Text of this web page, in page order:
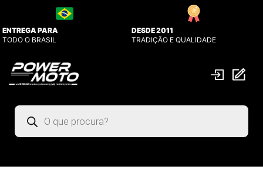
ENTREGA PARA
TODO O BRASIL
DESDE 2011
TRADIÇÃO E QUALIDADE
Pesquisar
produtos